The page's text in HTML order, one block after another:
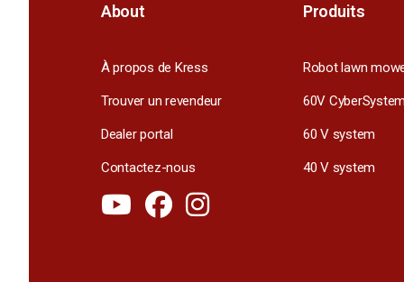
About
À propos de Kress
Trouver un revendeur
Dealer portal
Contactez-nous
Produits
Robot lawn
60V CyberSystem
60 V system
40 V system